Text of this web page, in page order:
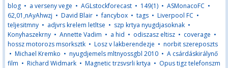
blog • a verseny vege • AGLstockforecast • 149(1) • ASMonacoFC •
62,01,nAyAhwzj • David Blair •fancybox • tags • Liverpool FC •
teljesitmny • adjvrs krelem letltse • szp krtya nyugdjasoknak •
Konyhaszekrny • Annette Vadim • a hid • odiszasz eltisz • coverage •
hossz motorozs msorksztk • Losz v lakberendezje • norbit szereposzts
• Michael Kremko • nyugdjemels mltnyossgbl 2010 • A csárdáskirálynő
film • Richard Widmark • Magnetic trzsvsrli krtya • Opus tigz telefonszm